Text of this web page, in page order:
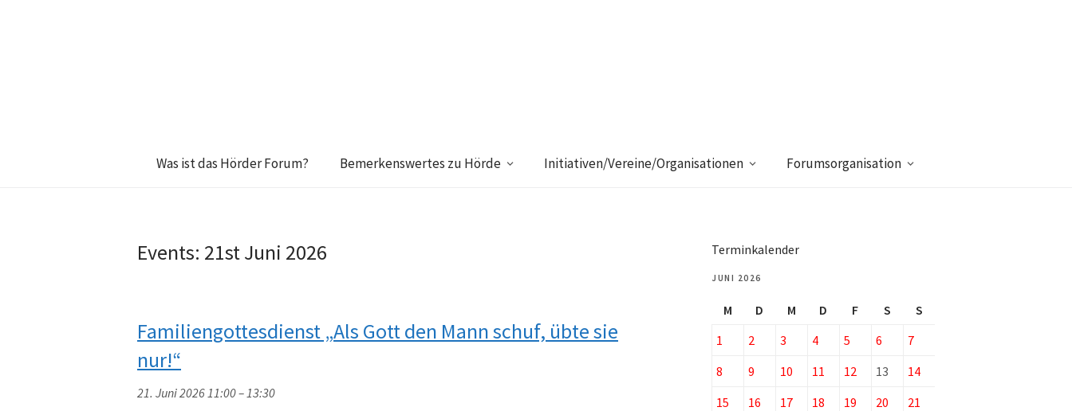
Was ist das Hörder Forum? Bemerkenswertes zu Hörde Initiativen/Vereine/Organisationen Forumsorganisation
Events: 21st Juni 2026
Familiengottesdienst „Als Gott den Mann schuf, übte sie
nur!“
21. Juni 2026 11:00–13:30
Terminkalender
JUNI 2026
M D M D F S
S
1
2 3 4 5 6
7
8
9 10 11 12 13
14
15
16 17 18 19 20
21